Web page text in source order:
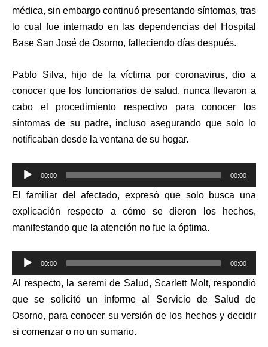
médica, sin embargo continuó presentando síntomas, tras
lo cual fue internado en las dependencias del Hospital
Base San José de Osorno, falleciendo días después.
Pablo Silva, hijo de la víctima por coronavirus, dio a
conocer que los funcionarios de salud, nunca llevaron a
cabo el procedimiento respectivo para conocer los
síntomas de su padre, incluso asegurando que solo lo
notificaban desde la ventana de su hogar.
Reproductor
de
audio
00:00 00:00
El familiar del afectado, expresó que solo busca una
explicación respecto a cómo se dieron los hechos,
manifestando que la atención no fue la óptima.
Reproductor
de
audio
00:00 00:00
Al respecto, la seremi de Salud, Scarlett Molt, respondió
que se solicitó un informe al Servicio de Salud de
Osorno, para conocer su versión de los hechos y decidir
si comenzar o no un sumario.